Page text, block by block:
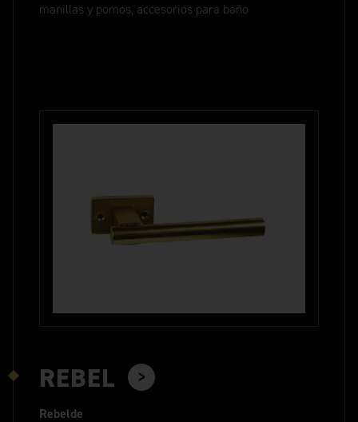
manillas y pomos, accesorios para baño
REBEL
Rebelde